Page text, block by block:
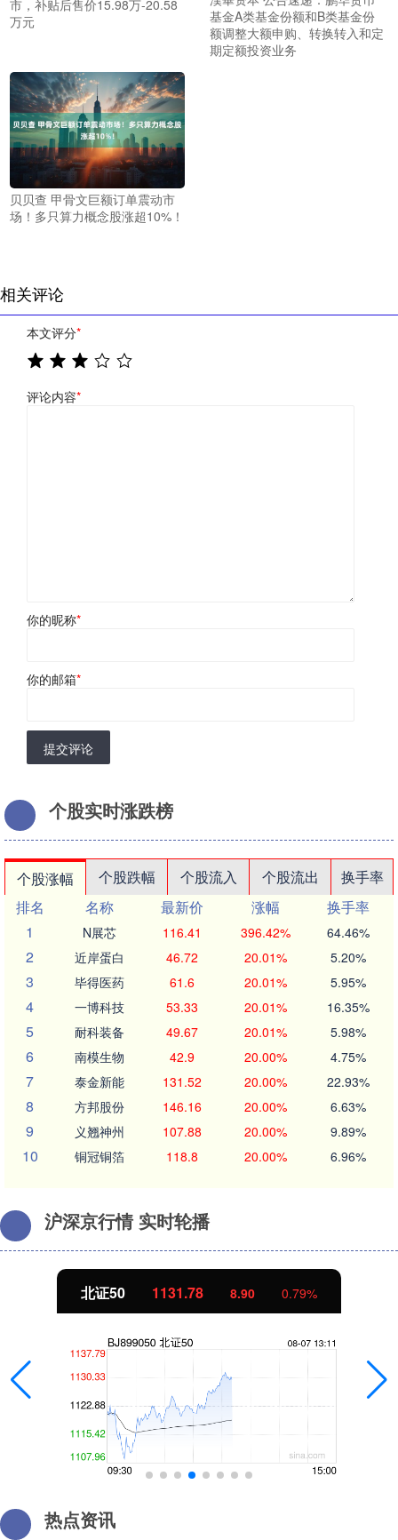
市，补贴后售价15.98万-20.58
万元
基金A类基金份额和B类基金份
额调整大额申购、转换转入和定
期定额投资业务
贝贝查 甲骨文巨额订单震动市
场！多只算力概念股涨超10%！
相关评论
本文评分*
评论内容*
你的昵称*
你的邮箱*
提交评论
个股实时涨跌榜
个股涨幅 个股跌幅 个股流入 个股流出
换手率
排名
名称 最新价 涨幅
换手率
1
N展芯 116.41 396.42% 64.46%
2 近岸蛋白 46.72 20.01% 5.20%
3 毕得医药 61.6 20.01% 5.95%
4 一博科技 53.33 20.01% 16.35%
5 耐科装备 49.67 20.01% 5.98%
6 南模生物 42.9 20.00% 4.75%
7 泰金新能 131.52 20.00% 22.93%
8 方邦股份 146.16 20.00% 6.63%
9 义翘神州 107.88 20.00% 9.89%
10 铜冠铜箔 118.8 20.00% 6.96%
沪深京行情 实时轮播
北证50 1132.07 9.20 0.82%
热点资讯